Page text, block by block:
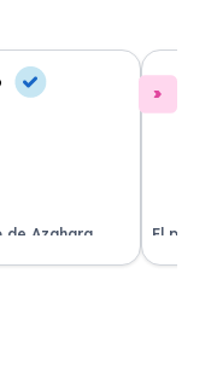
de Azahara
y el
El
llegó